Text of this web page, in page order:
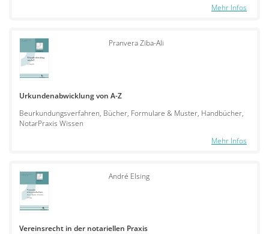
Mehr Infos
Pranvera Ziba-Ali
Urkundenabwicklung von A-Z
Beurkundungsverfahren, Bücher, Formulare & Muster, Handbücher,
NotarPraxis Wissen
Mehr Infos
André Elsing
Vereinsrecht in der notariellen Praxis